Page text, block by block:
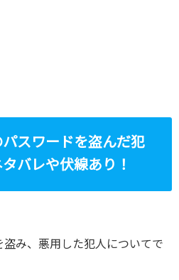
スワードを盗んだ犯
バレや伏線あり！
み、悪用した犯人についてで